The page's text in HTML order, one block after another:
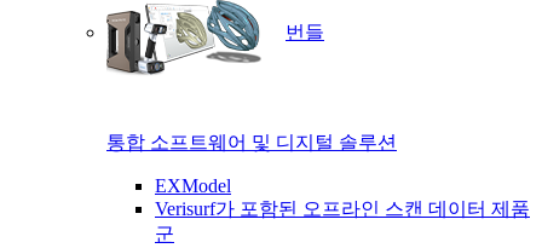
번들
통합 소프트웨어 및 디지털 솔루션
EXModel
Verisurf가 포함된 오프라인 스캔 데이터 제품
군